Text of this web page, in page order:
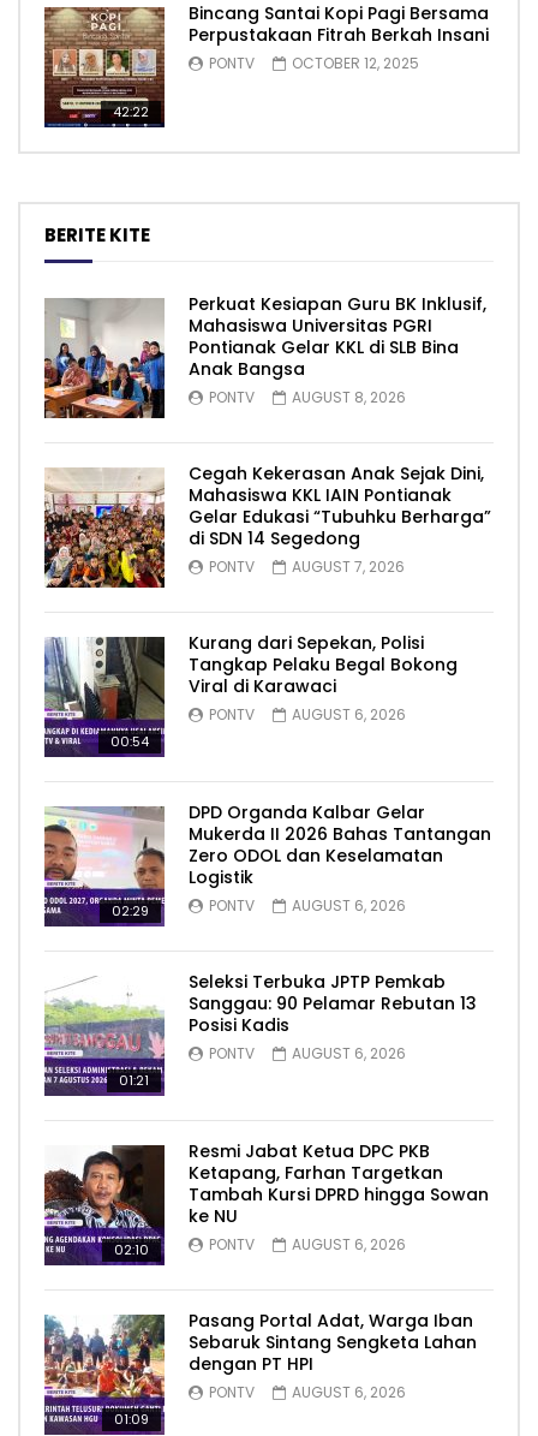
42:22
Bincang Santai Kopi Pagi Bersama
Perpustakaan Fitrah Berkah Insani
PONTV OCTOBER 12, 2025
BERITE KITE
Perkuat Kesiapan Guru BK Inklusif,
Mahasiswa Universitas PGRI
Pontianak Gelar KKL di SLB Bina
Anak Bangsa
PONTV AUGUST 8, 2026
Cegah Kekerasan Anak Sejak Dini,
Mahasiswa KKL IAIN Pontianak
Gelar Edukasi “Tubuhku Berharga”
di SDN 14 Segedong
PONTV AUGUST 7, 2026
00:54
Kurang dari Sepekan, Polisi
Tangkap Pelaku Begal Bokong
Viral di Karawaci
PONTV AUGUST 6, 2026
02:29
DPD Organda Kalbar Gelar
Mukerda II 2026 Bahas Tantangan
Zero ODOL dan Keselamatan
Logistik
PONTV AUGUST 6, 2026
01:21
Seleksi Terbuka JPTP Pemkab
Sanggau: 90 Pelamar Rebutan 13
Posisi Kadis
PONTV AUGUST 6, 2026
02:10
Resmi Jabat Ketua DPC PKB
Ketapang, Farhan Targetkan
Tambah Kursi DPRD hingga Sowan
ke NU
PONTV AUGUST 6, 2026
01:09
Pasang Portal Adat, Warga Iban
Sebaruk Sintang Sengketa Lahan
dengan PT HPI
PONTV AUGUST 6, 2026